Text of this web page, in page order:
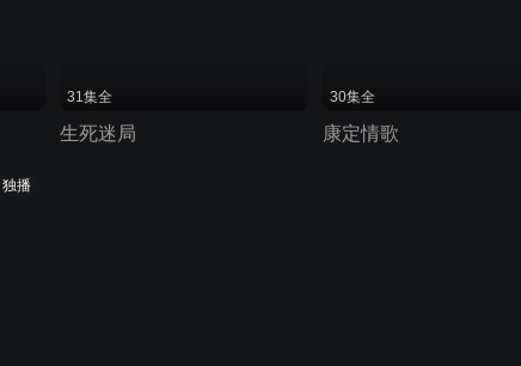
31集全
生死迷局
30集全
康定情歌
独播